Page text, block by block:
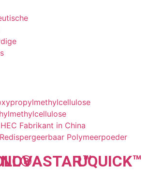
Fabrikant in China
Polymeerpoeder
®
NOVASTAR™
UQUICK™